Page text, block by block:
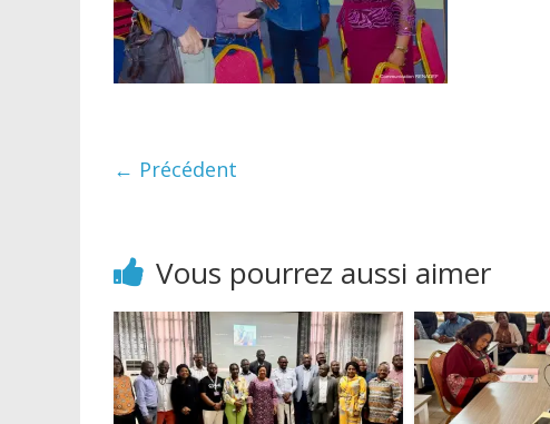
← Précédent
Vous pourrez aussi aimer